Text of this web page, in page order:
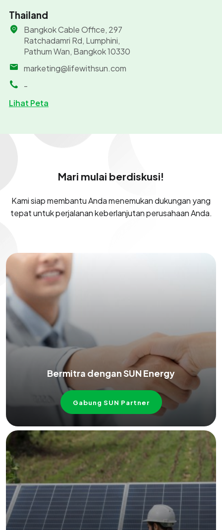
Thailand
Bangkok Cable Office, 297
Ratchadamri Rd, Lumphini,
Pathum Wan, Bangkok 10330
marketing@lifewithsun.com
-
Lihat Peta
Mari mulai berdiskusi!
Kami siap membantu Anda menemukan dukungan yang
tepat untuk perjalanan keberlanjutan perusahaan Anda.
Bermitra dengan SUN Energy
Gabung SUN Partner